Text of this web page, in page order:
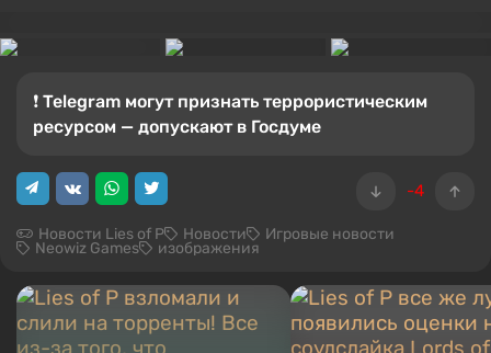
❗️ Telegram могут признать террористическим
ресурсом — допускают в Госдуме
-4
Новости Lies of P Новости Игровые новости
Neowiz Games изображения